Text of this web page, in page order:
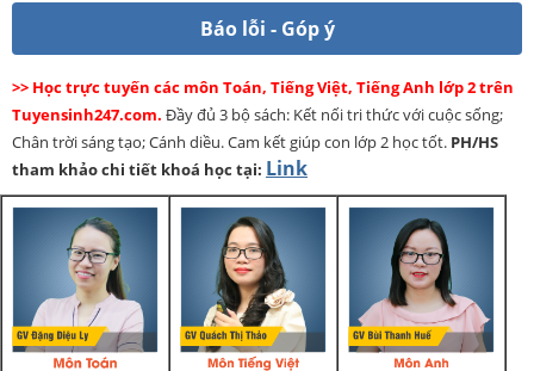
Báo lỗi - Góp ý
>> Học trực tuyến các môn Toán, Tiếng Việt, Tiếng Anh lớp 2 trên
Tuyensinh247.com. Đầy đủ 3 bộ sách: Kết nối tri thức với cuộc sống;
Chân trời sáng tạo; Cánh diều. Cam kết giúp con lớp 2 học tốt. PH/HS
tham khảo chi tiết khoá học tại: Link